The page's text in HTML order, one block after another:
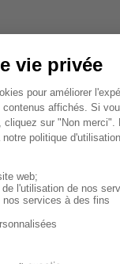
une
qui y sont
se
simulation